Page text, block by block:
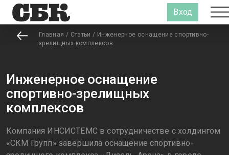
Вход
Главная / Статьи / Инженерное оснащение спортивно-
зрелищных комплексов
Инженерное оснащение
спортивно-зрелищных
комплексов
Компания ИНСИСТЕМС в сотрудничестве с холдингом
«СКМ Групп» завершила оснащение спортивно-